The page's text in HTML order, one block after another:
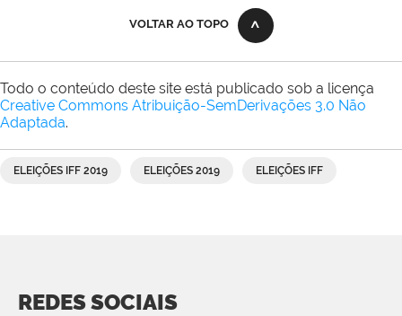
VOLTAR AO TOPO
Todo o conteúdo deste site está publicado sob a licença
Creative Commons Atribuição-SemDerivações 3.0 Não
Adaptada.
ELEIÇÕES IFF 2019 ELEIÇÕES 2019 ELEIÇÕES IFF
REDES SOCIAIS